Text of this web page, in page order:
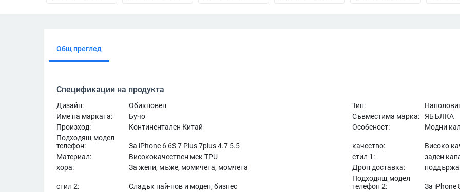
Общ преглед
Спецификации на продукта
Дизайн: Обикновен Тип:
Име на марката:
Бучо Съвместима марка:
ЯБЪЛКА
Произход:
Континентален Китай Особеност:
Модни
Подходящ модел
телефон:
За iPhone 6 6S 7 Plus 7plus 4.7 5.5 качество:
Високо
Материал:
Висококачествен мек TPU стил 1:
заден
хора:
За жени, мъже, момичета, момчета Дроп доставка: поддържа
стил 2: Сладък най-нов и моден, бизнес
Подходящ модел
телефон 2:
За iPhone